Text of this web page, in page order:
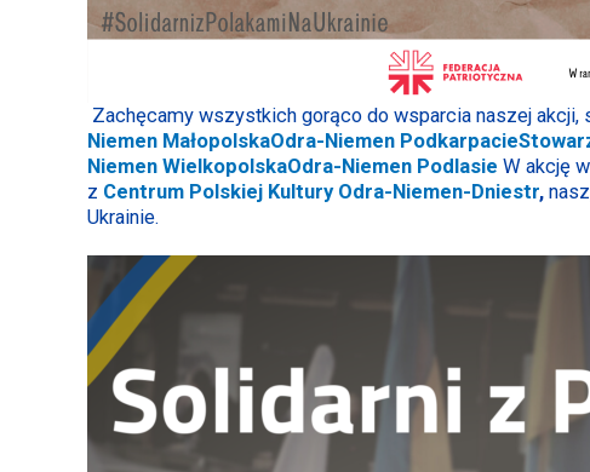
Zachęcamy wszystkich gorąco do wsparcia naszej akcji,
Niemen MałopolskaOdra-Niemen Podkarpacie
Niemen WielkopolskaOdra-Niemen Podlasie W akcję
z Centrum Polskiej Kultury Odra-Niemen-Dniestr,
Ukrainie.